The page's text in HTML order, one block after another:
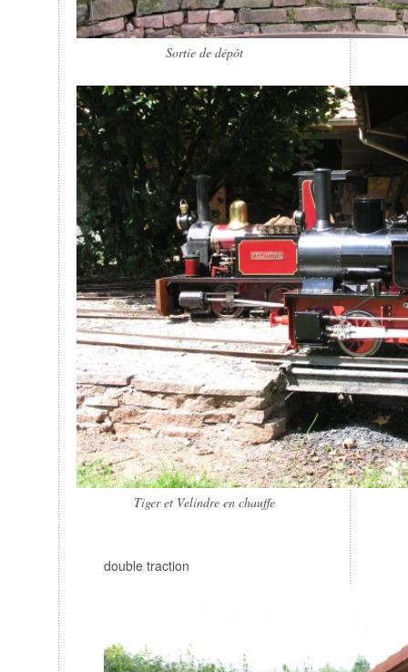
Sortie de dépôt
Tiger et Velindre en chauffe
double traction